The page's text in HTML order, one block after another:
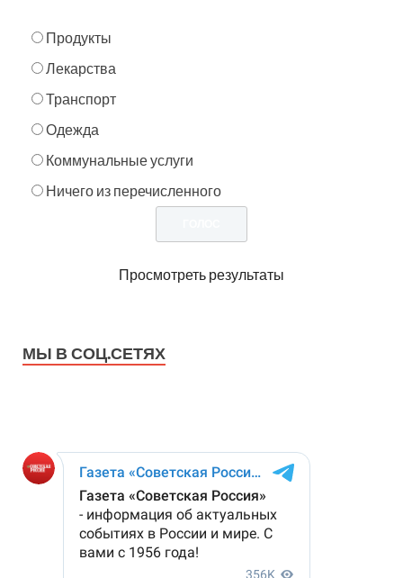
Продукты
Лекарства
Транспорт
Одежда
Коммунальные услуги
Ничего из перечисленного
Просмотреть результаты
МЫ В СОЦ.СЕТЯХ